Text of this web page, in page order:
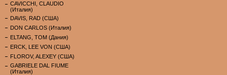
CAVICCHI, CLAUDIO
(Италия)
DAVIS, RAD (США)
DON CARLOS (Италия)
ELTANG, TOM (Дания)
ERCK, LEE VON (США)
FLOROV, ALEXEY (США)
GABRIELE DAL FIUME
(Италия)